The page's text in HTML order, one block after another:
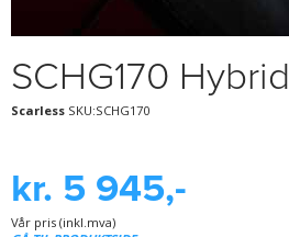
SCHG170 Hybrid
Scarless SKU:SCHG170
kr. 5 945,-
Vår pris (inkl.mva)